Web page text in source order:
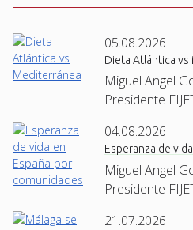
05.08.2026
Dieta Atlántica
Miguel Angel
Presidente
04.08.2026
Esperanza de
Miguel Angel
Presidente
21.07.2026